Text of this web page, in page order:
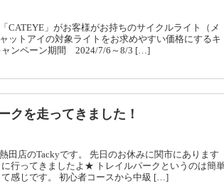
CATEYE」がお客様がお持ちのサイクルライト（メ
ットアイの対象ライトをお求めやすい価格にするキ
ャンペーン期間 2024/7/6～8/3 […]
クを走ってきました！
田店のTackyです。 先日のお休みに関市にあります
に行ってきましたよ★ トレイルパークというのは簡
感じです。 初心者コースから中級 […]